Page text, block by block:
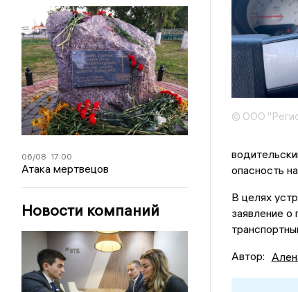
06/08 17:00
Атака мертвецов
Новости компаний
© ООО
опасность
В целях
заявление о
Автор: